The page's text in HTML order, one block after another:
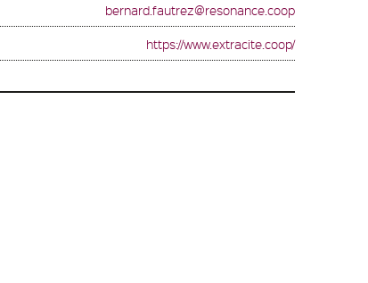
bernard.fautrez@resonance.coop
https://www.extracite.coop/